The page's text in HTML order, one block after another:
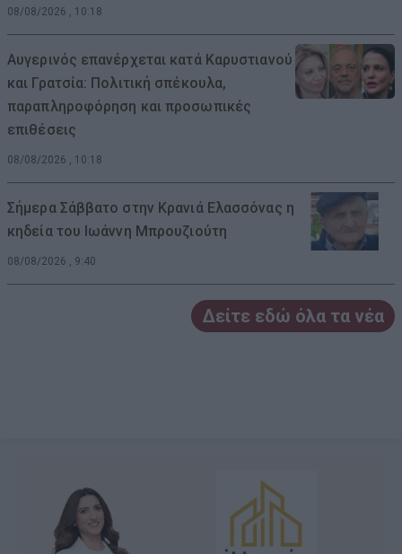
08/08/2026 , 10:18
Αυγερινός επανέρχεται κατά Καρυστιανού
και Γρατσία: Πολιτική σπέκουλα,
παραπληροφόρηση και προσωπικές
επιθέσεις
08/08/2026 , 10:18
Σήμερα Σάββατο στην Κρανιά Ελασσόνας η
κηδεία του Ιωάννη Μπρουζιούτη
08/08/2026 , 9:40
Δείτε εδώ όλα τα νέα